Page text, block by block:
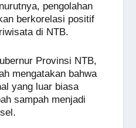
pengolahan
berkorelasi positif
di NTB.
Provinsi NTB,
mengatakan bahwa
yang luar biasa
sampah menjadi